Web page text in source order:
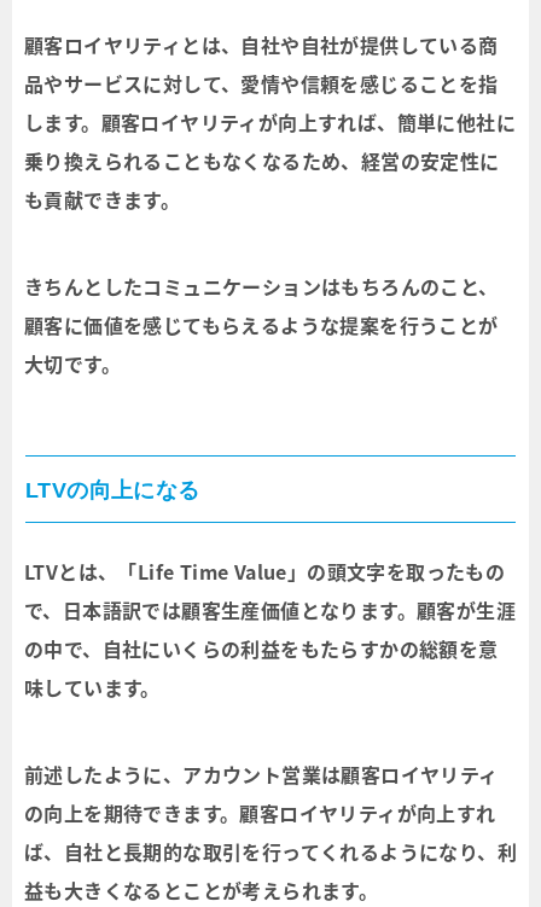
顧客ロイヤリティとは、自社や自社が提供している商
品やサービスに対して、愛情や信頼を感じることを指
します。顧客ロイヤリティが向上すれば、簡単に他社に
乗り換えられることもなくなるため、経営の安定性に
も貢献できます。
きちんとしたコミュニケーションはもちろんのこと、
顧客に価値を感じてもらえるような提案を行うことが
大切です。
LTVの向上になる
LTVとは、「Life Time Value」の頭文字を取ったもの
で、日本語訳では顧客生産価値となります。顧客が生涯
の中で、自社にいくらの利益をもたらすかの総額を意
味しています。
前述したように、アカウント営業は顧客ロイヤリティ
の向上を期待できます。顧客ロイヤリティが向上すれ
ば、自社と長期的な取引を行ってくれるようになり、利
益も大きくなるとことが考えられます。